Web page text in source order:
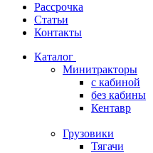
Рассрочка
Статьи
Контакты
Каталог
Минитракторы
c кабиной
без кабины
Кентавр
Грузовики
Тягачи